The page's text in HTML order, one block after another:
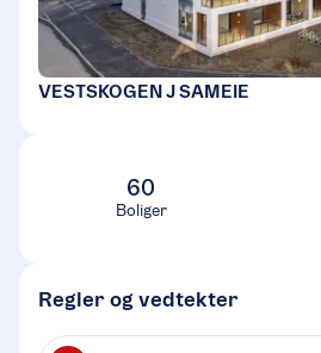
VESTSKOGEN J SAMEIE
60
Boliger
Regler og vedtekter